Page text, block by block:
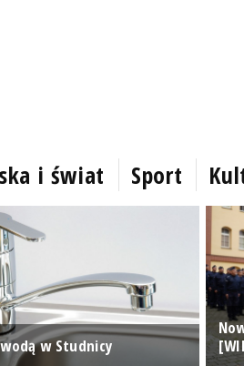
i świat Sport
w Studnicy